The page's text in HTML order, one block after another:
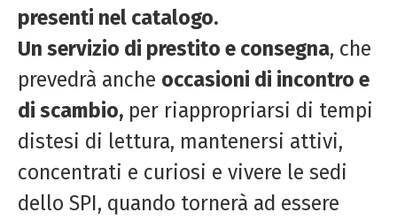
presenti nel catalogo.
Un servizio di prestito e consegna, che
prevedrà anche occasioni di incontro e
di scambio, per riappropriarsi di tempi
distesi di lettura, mantenersi attivi,
concentrati e curiosi e vivere le sedi
dello SPI, quando tornerà ad essere